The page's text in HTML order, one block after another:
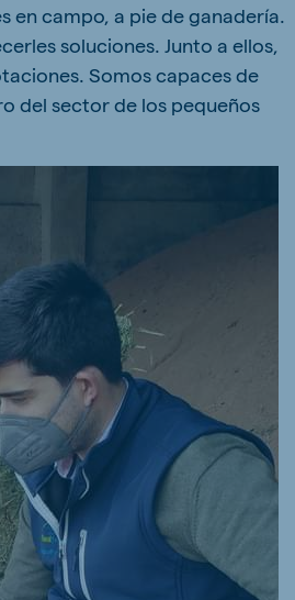
campo, a pie de ganadería.
soluciones. Junto a ellos,
Somos capaces de
del sector de los pequeños